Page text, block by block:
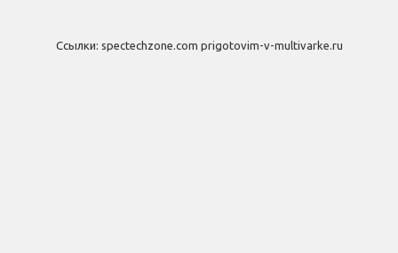
Ссылки: spectechzone.com prigotovim-v-multivarke.ru